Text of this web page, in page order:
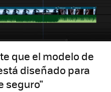
que el modelo de
diseñado para
seguro"